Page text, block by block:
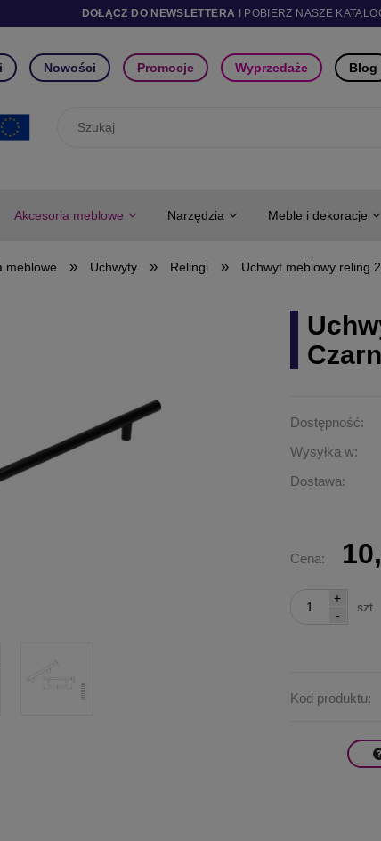
DOŁĄCZ DO NEWSLETTERA I POBIERZ NASZE
Nowości Promocje Wyprzedaże Blog
Akcesoria meblowe Narzędzia Meble i dekoracje
meblowe » Uchwyty » Relingi » Uchwyt meblowy reling
Dostępność:
Wysyłka w:
Dostawa:
Cena:
-
+
szt.
Kod produktu: